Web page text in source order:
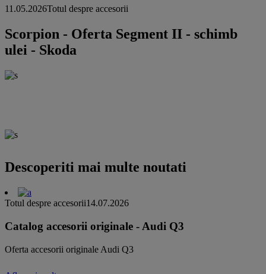
11.05.2026Totul despre accesorii
Scorpion - Oferta Segment II - schimb
ulei - Skoda
Descoperiti mai multe noutati
Totul despre accesorii14.07.2026
Catalog accesorii originale - Audi Q3
Oferta accesorii originale Audi Q3